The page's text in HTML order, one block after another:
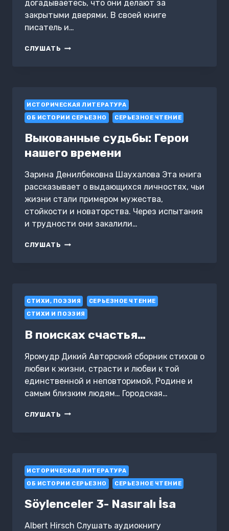
догадываетесь, что они делают за
закрытыми дверями. В своей книге
писатель и…
СЛУШАТЬ СЕРИЙНЫЙ
ИЗВЕСТНЫХ
МАНЬЯКОВ
ИСТОРИЧЕСКАЯ ЛИТЕРАТУРА
ОБ ИСТОРИИ СЕРЬЕЗНО
СЕРЬЕЗНОЕ ЧТЕНИЕ
Выкованные судьбы: Герои
нашего времени
Зарина Денилбековна Шаухалова Эта книга
рассказывает о выдающихся личностях, чьи
жизни стали примером мужества,
стойкости и новаторства. Через испытания
и трудности они закалили…
СЛУШАТЬ ВЫКОВАННЫЕ
CТИХИ, ПОЭЗИЯ
СЕРЬЕЗНОЕ ЧТЕНИЕ
СТИХИ И ПОЭЗИЯ
В поисках счастья…
Яромудр Дикий Авторский сборник стихов о
любви к жизни, страсти и любви к той
единственной и неповторимой, Родине и
самым близким людям… Городская…
СЛУШАТЬ В
ИСТОРИЧЕСКАЯ ЛИТЕРАТУРА
ОБ ИСТОРИИ СЕРЬЕЗНО
СЕРЬЕЗНОЕ ЧТЕНИЕ
Söylenceler 3- Nasıralı İsa
Albert Hirsch Слушать аудиокнигу